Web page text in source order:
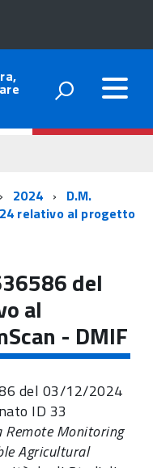
2024
D.M.
relativo al progetto
del
al
- DMIF
del 03/12/2024
ID 33
Remote Monitoring
Agricultural